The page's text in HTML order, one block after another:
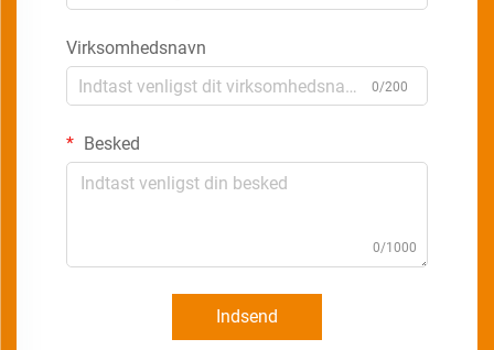
Virksomhedsnavn
0/200
Besked
0/1000
Indsend